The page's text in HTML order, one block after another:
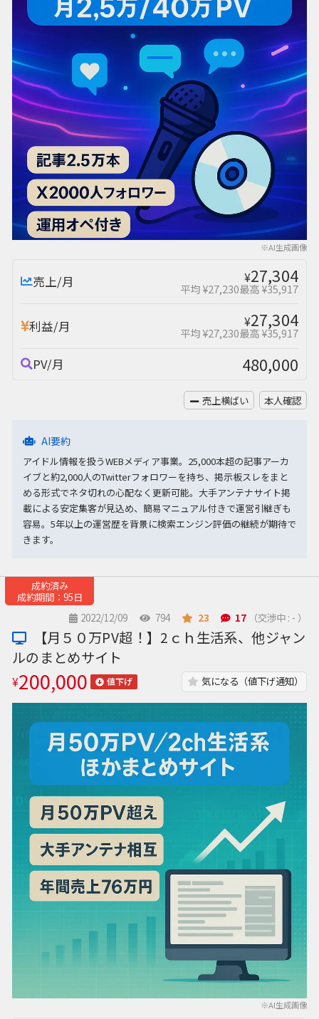
※AI生成画像
売上/月 ¥27,304
平均 ¥27,230最高 ¥35,917
利益/月 ¥27,304
平均 ¥27,230最高 ¥35,917
PV/月 480,000
売上横ばい 本人確認
AI要約
アイドル情報を扱うWEBメディア事業。25,000本超の記事アーカ
イブと約2,000人のTwitterフォロワーを持ち、掲示板スレをまと
める形式でネタ切れの心配なく更新可能。大手アンテナサイト掲
載による安定集客が見込め、簡易マニュアル付きで運営引継ぎも
容易。5年以上の運営歴を背景に検索エンジン評価の継続が期待で
きます。
成約済み
成約期間：95日
2022/12/09
794 23 17 （交渉中 : - ）
※AI生成画像
【月５０万PV超！】2ｃｈ生活系、他ジャン
ルのまとめサイト
¥200,000 値下げ 気になる（値下げ通知）